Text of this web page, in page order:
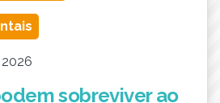
sobreviver ao